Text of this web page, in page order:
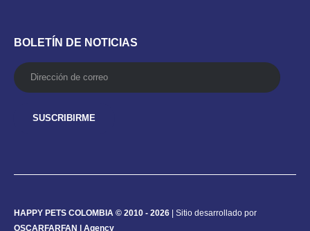
BOLETÍN DE NOTICIAS
HAPPY PETS COLOMBIA © 2010 - 2026 | Sitio desarrollado por
OSCARFARFAN | Agency